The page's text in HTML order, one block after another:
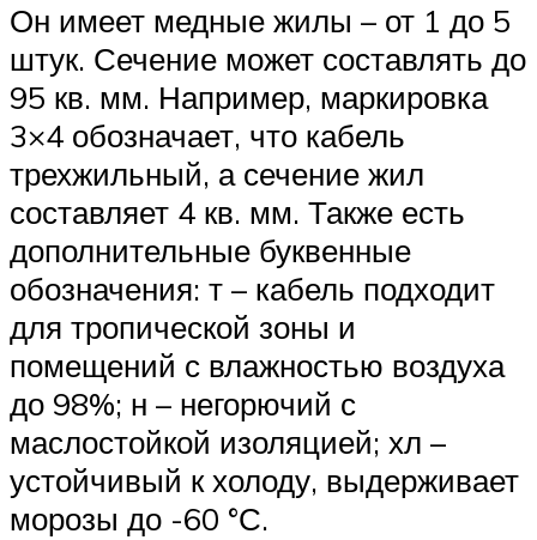
Он имеет медные жилы – от 1 до 5
штук. Сечение может составлять до
95 кв. мм. Например, маркировка
3×4 обозначает, что кабель
трехжильный, а сечение жил
составляет 4 кв. мм. Также есть
дополнительные буквенные
обозначения: т – кабель подходит
для тропической зоны и
помещений с влажностью воздуха
до 98%; н – негорючий с
маслостойкой изоляцией; хл –
устойчивый к холоду, выдерживает
морозы до -60 °С.